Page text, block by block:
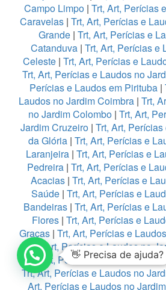
Campo Limpo | Trt, Art, Perícias
Caravelas| Trt, Art, Perícias e
Grande| Trt, Art, Perícias e
Catanduva | Trt, Art, Perícias e
Celeste| Trt, Art, Perícias e
Trt, Art, Perícias e Laudos no
Perícias e Laudos em Pirituba |
Laudos no Jardim Coimbra | Trt,
no Jardim Colombo| Trt, Art,
Jardim Cruzeiro| Trt, Art,
da Glória| Trt, Art, Perícias e
Laranjeira | Trt, Art, Perícias e
Pedreira| Trt, Art, Perícias e
Acacias| Trt, Art, Perícias e
Saúde| Trt, Art, Perícias e
Bandeiras| Trt, Art, Perícias e
Flores| Trt, Art, Perícias e
Graças| Trt, Art, Perícias e
|Trt, Art, Perícias e Laudos no
Trt, Art, Perícias e Laudos no
Trt, Art, Perícias e Laudos no
Art, Perícias e Laudos no
👋 Precisa de ajuda?